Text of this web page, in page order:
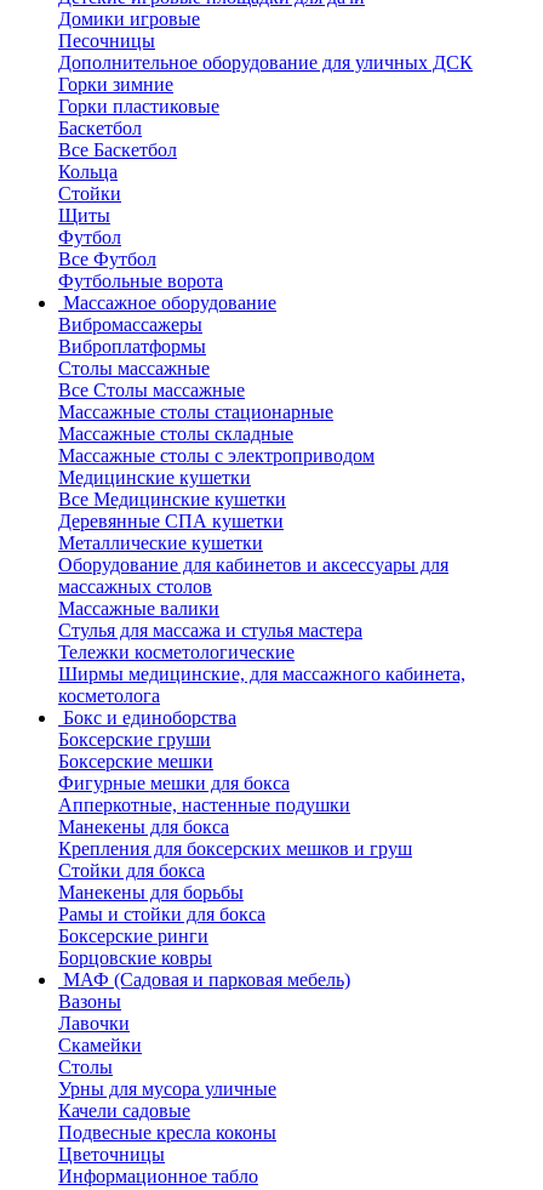
Домики игровые
Песочницы
Дополнительное оборудование для уличных ДСК
Горки зимние
Горки пластиковые
Баскетбол
Все Баскетбол
Кольца
Стойки
Щиты
Футбол
Все Футбол
Футбольные ворота
Массажное оборудование
Вибромассажеры
Виброплатформы
Столы массажные
Все Столы массажные
Массажные столы стационарные
Массажные столы складные
Массажные столы с электроприводом
Медицинские кушетки
Все Медицинские кушетки
Деревянные СПА кушетки
Металлические кушетки
Оборудование для кабинетов и аксессуары для
массажных столов
Массажные валики
Стулья для массажа и стулья мастера
Тележки косметологические
Ширмы медицинские, для массажного кабинета,
косметолога
Бокс и единоборства
Боксерские груши
Боксерские мешки
Фигурные мешки для бокса
Апперкотные, настенные подушки
Манекены для бокса
Крепления для боксерских мешков и груш
Стойки для бокса
Манекены для борьбы
Рамы и стойки для бокса
Боксерские ринги
Борцовские ковры
МАФ (Садовая и парковая мебель)
Вазоны
Лавочки
Скамейки
Столы
Урны для мусора уличные
Качели садовые
Подвесные кресла коконы
Цветочницы
Информационное табло